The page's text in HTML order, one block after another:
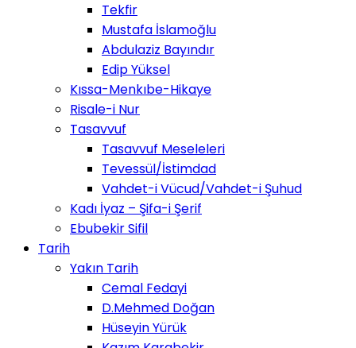
Tekfir
Mustafa İslamoğlu
Abdulaziz Bayındır
Edip Yüksel
Kıssa-Menkıbe-Hikaye
Risale-i Nur
Tasavvuf
Tasavvuf Meseleleri
Tevessül/İstimdad
Vahdet-i Vücud/Vahdet-i Şuhud
Kadı İyaz – Şifa-i Şerif
Ebubekir Sifil
Tarih
Yakın Tarih
Cemal Fedayi
D.Mehmed Doğan
Hüseyin Yürük